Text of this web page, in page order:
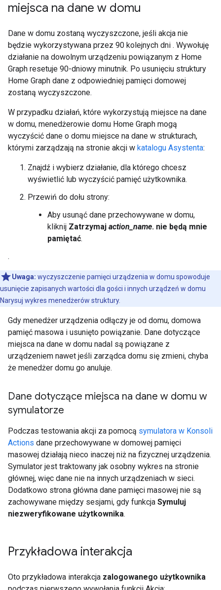
miejsca na dane w domu
Dane w domu zostaną wyczyszczone, jeśli akcja nie
będzie wykorzystywana przez 90 kolejnych dni . Wywołuję
działanie na dowolnym urządzeniu powiązanym z Home
Graph resetuje 90-dniowy minutnik. Po usunięciu struktury
Home Graph dane z odpowiedniej pamięci domowej
zostaną wyczyszczone.
W przypadku działań, które wykorzystują miejsce na dane
w domu, menedżerowie domu Home Graph mogą
wyczyścić dane o domu miejsce na dane w strukturach,
którymi zarządzają na stronie akcji w katalogu Asystenta:
Znajdź i wybierz działanie, dla którego chcesz
wyświetlić lub wyczyścić pamięć użytkownika.
Przewiń do dołu strony:
Aby usunąć dane przechowywane w domu,
kliknij Zatrzymaj action_name. nie będą mnie
pamiętać.
.
Uwaga: wyczyszczenie pamięci urządzenia w domu spowoduje
usunięcie zapisanych wartości dla gości i innych urządzeń w domu
Narysuj wykres menedżerów struktury.
Gdy menedżer urządzenia odłączy je od domu, domowa
pamięć masowa i usunięto powiązanie. Dane dotyczące
miejsca na dane w domu nadal są powiązane z
urządzeniem nawet jeśli zarządca domu się zmieni, chyba
że menedżer domu go anuluje.
Dane dotyczące miejsca na dane w domu w
symulatorze
Podczas testowania akcji za pomocą symulatora w Konsoli
Actions dane przechowywane w domowej pamięci
masowej działają nieco inaczej niż na fizycznej urządzenia.
Symulator jest traktowany jak osobny wykres na stronie
głównej, więc dane nie na innych urządzeniach w sieci.
Dodatkowo strona główna dane pamięci masowej nie są
zachowywane między sesjami, gdy funkcja Symuluj
niezweryfikowane użytkownika.
Przykładowa interakcja
Oto przykładowa interakcja zalogowanego użytkownika